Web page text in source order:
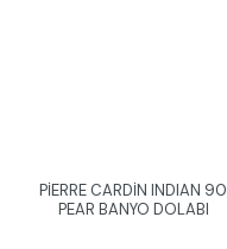
PİERRE CARDİN INDIAN 90
PEAR BANYO DOLABI